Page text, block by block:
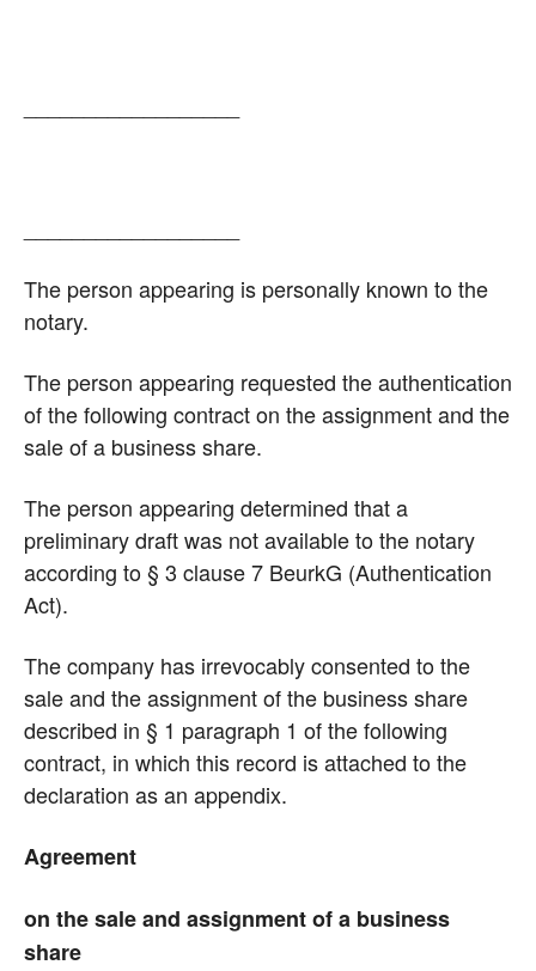
The person appearing is personally known to the
notary.
The person appearing requested the authentication
of the following contract on the assignment and the
sale of a business share.
The person appearing determined that a
preliminary draft was not available to the notary
according to § 3 clause 7 BeurkG (Authentication
Act).
The company has irrevocably consented to the
sale and the assignment of the business share
described in § 1 paragraph 1 of the following
contract, in which this record is attached to the
declaration as an appendix.
Agreement
on the sale and assignment of a business
share